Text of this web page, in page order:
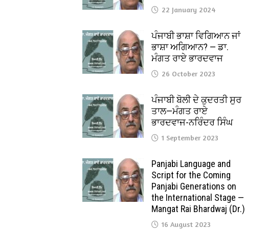
22 January 2024
ਪੰਜਾਬੀ ਭਾਸ਼ਾ ਵਿਗਿਆਨ ਜਾਂ
ਭਾਸ਼ਾ ਅਗਿਆਨ? — ਡਾ.
ਮੰਗਤ ਰਾਏ ਭਾਰਦਵਾਜ
26 October 2023
ਪੰਜਾਬੀ ਬੋਲੀ ਦੇ ਕੁਦਰਤੀ ਸੁਰ
ਤਾਲ—ਮੰਗਤ ਰਾਏ
ਭਾਰਦਵਾਜ-ਨਰਿੰਦਰ ਸਿੰਘ
1 September 2023
Panjabi Language and
Script for the Coming
Panjabi Generations on
the International Stage —
Mangat Rai Bhardwaj (Dr.)
16 August 2023